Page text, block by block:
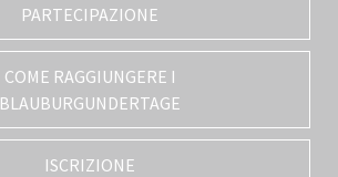
PARTECIPAZIONE
COME RAGGIUNGERE I
BLAUBURGUNDERTAGE
ISCRIZIONE